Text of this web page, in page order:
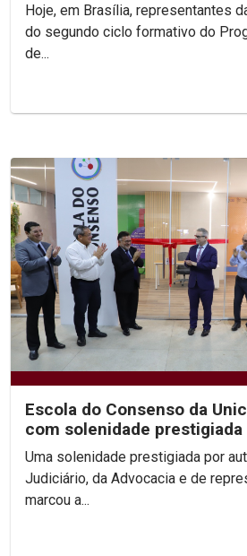
Hoje, em Brasília, representantes
do segundo ciclo formativo do
de...
Escola do Consenso da
com solenidade
do...
Uma solenidade prestigiada por
Judiciário, da Advocacia e de
marcou a...